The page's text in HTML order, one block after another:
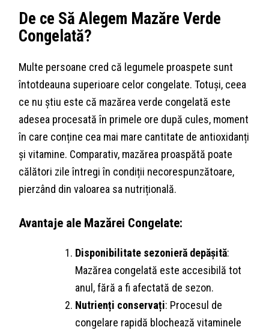
De ce Să Alegem Mazăre Verde
Congelată?
Multe persoane cred că legumele proaspete sunt
întotdeauna superioare celor congelate. Totuși, ceea
ce nu știu este că mazărea verde congelată este
adesea procesată în primele ore după cules, moment
în care conține cea mai mare cantitate de antioxidanți
și vitamine. Comparativ, mazărea proaspătă poate
călători zile întregi în condiții necorespunzătoare,
pierzând din valoarea sa nutrițională.
Avantaje ale Mazărei Congelate:
Disponibilitate sezonieră depășită:
Mazărea congelată este accesibilă tot
anul, fără a fi afectată de sezon.
Nutrienți conservați: Procesul de
congelare rapidă blochează vitaminele